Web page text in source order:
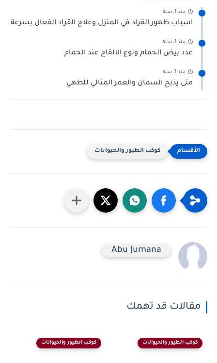
منذ 3 سنة
اسباب ظهور القراد في المنزل وعلاج القراد الفعال بسرعة
منذ 3 سنة
عدد بيض الحمام ونوع الالقاح عند الحمام
منذ 3 سنة
متى يذبح السمان والعمر المثالي للطهي
كوكب الطيور والحيوانات
Abu Jumana
مقالات قد تهمك
كوكب الطيور والحيوانات كوكب الطيور والحيوانات